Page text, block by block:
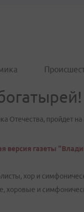
Отечества, пройдет
версия газеты
хор и
хоровые и